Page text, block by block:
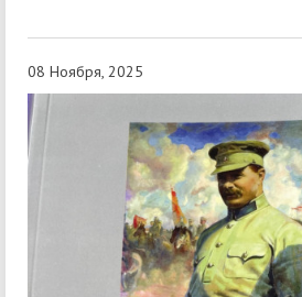
08 Ноября, 2025